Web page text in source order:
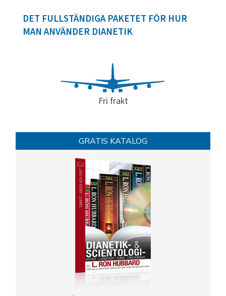
DET FULLSTÄNDIGA PAKETET FÖR HUR
MAN ANVÄNDER DIANETIK
Fri frakt
GRATIS KATALOG